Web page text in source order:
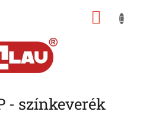
- színkeverék